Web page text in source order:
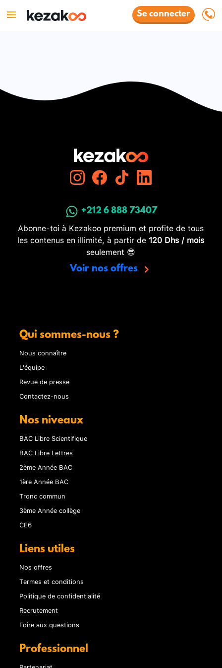
Se connecter
+212 6 888 73407
Abonne-toi à Kezakoo premium et profite de tous
les contenus en illimité, à partir de 120 Dhs / mois
seulement 😎
Voir nos offres
Qui sommes-nous ?
Nous connaître
L'équipe
Revue de presse
Contactez-nous
Nos niveaux
BAC Libre Scientifique
BAC Libre Lettres
2ème Année BAC
1ère Année BAC
Tronc commun
3ème Année collège
CE6
Liens utiles
Nos offres
Termes et conditions
Politique de confidentialité
Recrutement
Foire aux questions
Professionnel